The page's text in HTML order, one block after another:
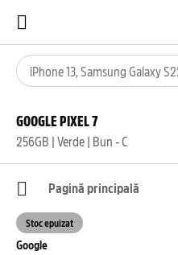
GOOGLE PIXEL 7
256GB | Verde | Bun - C
Pagină principală
Google
Stoc epuizat